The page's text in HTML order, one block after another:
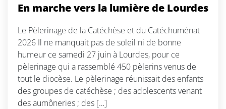
En marche vers la lumière de Lourdes
Le Pèlerinage de la Catéchèse et du Catéchuménat
2026 Il ne manquait pas de soleil ni de bonne
humeur ce samedi 27 juin à Lourdes, pour ce
pèlerinage qui a rassemblé 450 pèlerins venus de
tout le diocèse. Le pèlerinage réunissait des enfants
des groupes de catéchèse ; des adolescents venant
des aumôneries ; des […]